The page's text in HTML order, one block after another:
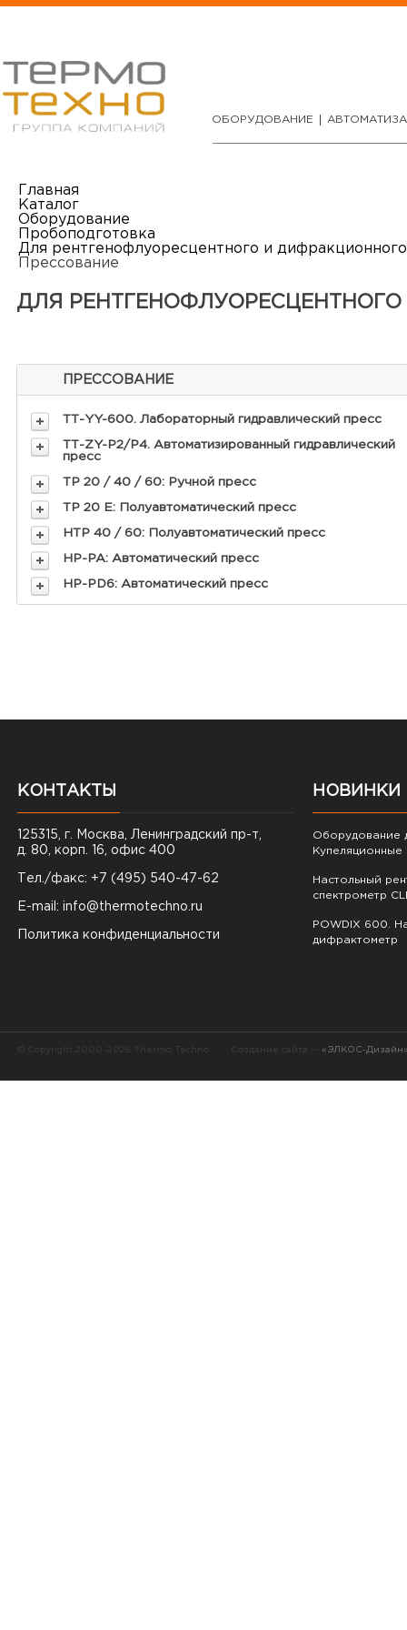
ОБОРУДОВАНИЕ
Главная
Каталог
Оборудование
Пробоподготовка
Для рентгенофлуоресцентного и
Прессование
ДЛЯ
ПРЕССОВАНИЕ
ТТ-YY-600. Лабораторный гидравлический пресс
ТТ-ZY-P2/P4. Автоматизированный гидравлический
пресс
TP 20 / 40 / 60: Ручной пресс
TP 20 E: Полуавтоматический пресс
HTP 40 / 60: Полуавтоматический пресс
HP-PA: Автоматический пресс
HP-PD6: Автоматический пресс
КОНТАКТЫ
125315, г. Москва, Ленинградский пр-т,
д. 80, корп. 16, офис 400
Тел./факс: +7 (495) 540-47-62
E-mail: info@thermotechno.ru
Политика конфиденциальности
НОВИНКИ
Оборудование
Купеляционные
Настольный
спектрометр
POWDIX 600.
дифрактометр
© Copyright 2000–2026 Thermo Techno Создание сайта — «ЭЛКОС-